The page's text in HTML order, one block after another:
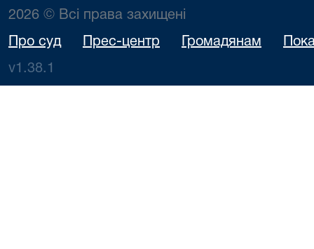
2026 © Всі права захищені
Про суд Прес-центр Громадянам
v1.38.1